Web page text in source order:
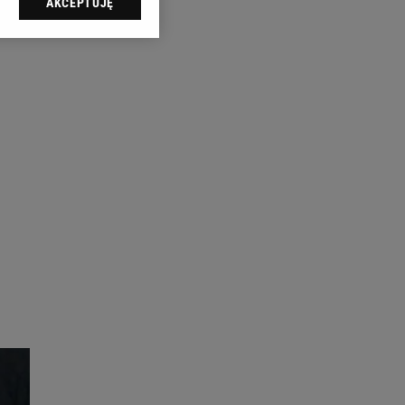
sp. z o.o., jej
swoje preferencje
celów identyfikacji.
reklam i treści,